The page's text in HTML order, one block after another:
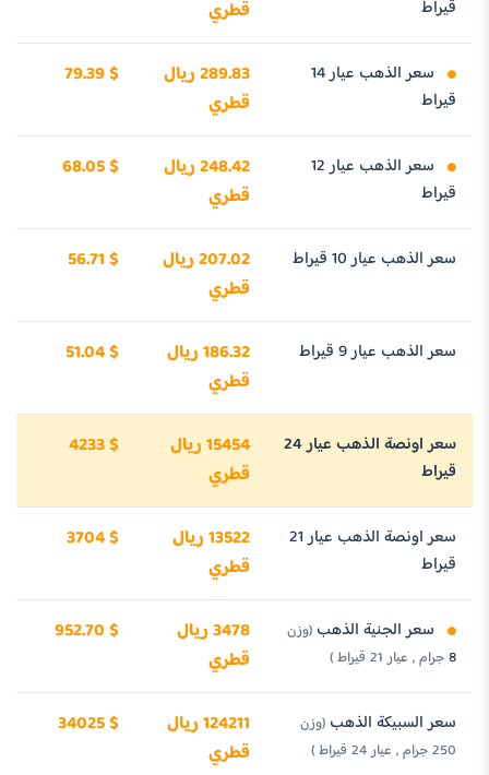
قيراط قطري
سعر الذهب عيار 14
قيراط
289.83 ريال
قطري
79.39 $
سعر الذهب عيار 12
قيراط
248.42 ريال
قطري
68.05 $
سعر الذهب عيار 10 قيراط
207.02 ريال
قطري
56.71 $
سعر الذهب عيار 9 قيراط
186.32 ريال
قطري
51.04 $
سعر اونصة الذهب عيار 24
قيراط
15454 ريال
قطري
4233 $
سعر اونصة الذهب عيار 21
قيراط
13522 ريال
قطري
3704 $
سعر الجنية الذهب (وزن
8 جرام , عيار 21 قيراط )
3478 ريال
قطري
952.70 $
سعر السبيكة الذهب (وزن
250 جرام , عيار 24 قيراط )
124211 ريال
قطري
34025 $